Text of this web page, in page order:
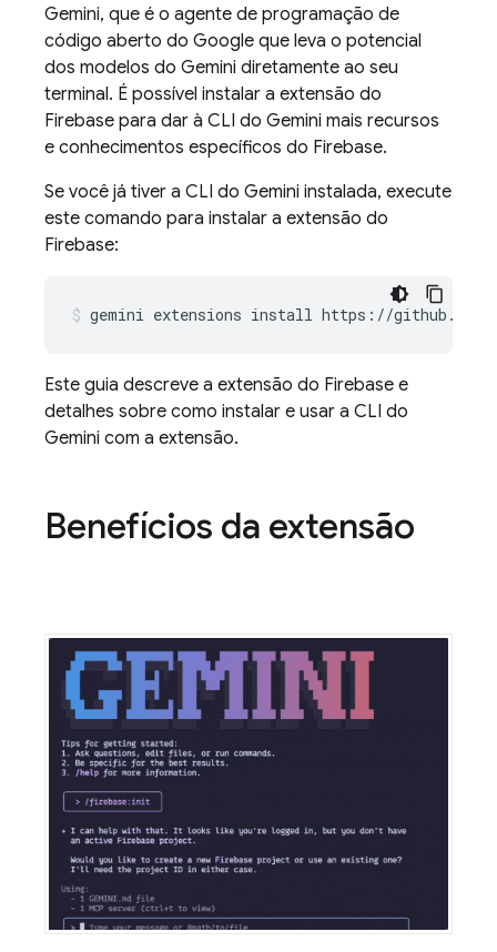
Gemini, que é o agente de programação de
código aberto do Google que leva o potencial
dos modelos do Gemini diretamente ao seu
terminal. É possível instalar a extensão do
Firebase para dar à CLI do Gemini mais recursos
e conhecimentos específicos do Firebase.
Se você já tiver a CLI do Gemini instalada, execute
este comando para instalar a extensão do
Firebase:
gemini extensions install https://
Este guia descreve a extensão do Firebase e
detalhes sobre como instalar e usar a CLI do
Gemini com a extensão.
Benefícios da extensão